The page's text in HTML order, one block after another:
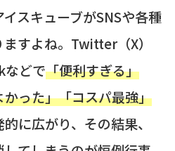
イスキューブがSNSや各種
すよね。Twitter（X）
どで「便利すぎる」
った」「コスパ最強」
に広がり、その結果、